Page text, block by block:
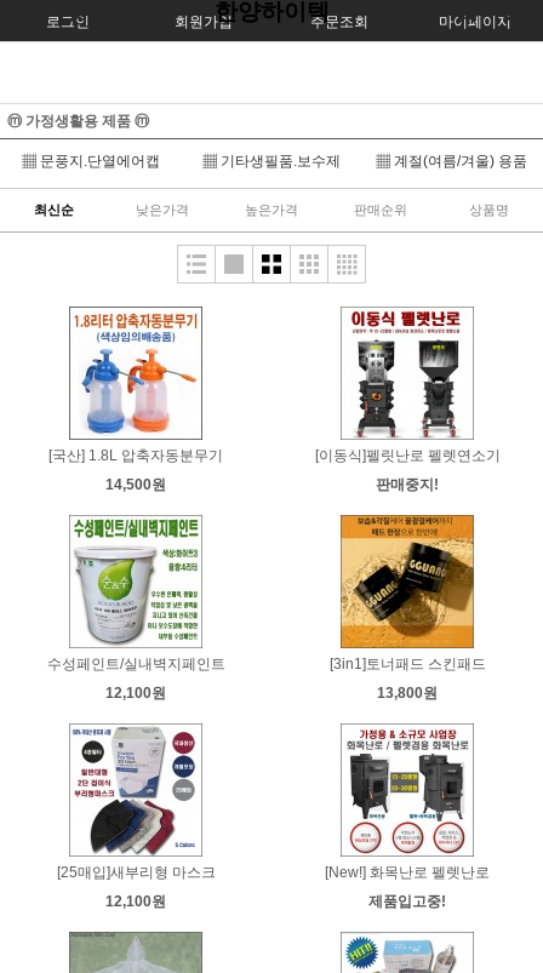
로그인 회원가입 주문조회 마이페이지
한양하이텍
ⓜ 가정생활용 제품 ⓜ
▦ 문풍지.단열에어캡 ▦ 기타생필품.보수제 ▦ 계절(여름/겨울) 용품
최신순 낮은가격 높은가격 판매순위 상품명
[국산] 1.8L 압축자동분무기
14,500원
[이동식]펠릿난로 펠렛연소기
판매중지!
수성페인트/실내벽지페인트
12,100원
[3in1]토너패드 스킨패드
13,800원
[25매입]새부리형 마스크
12,100원
[New!] 화목난로 펠렛난로
제품입고중!